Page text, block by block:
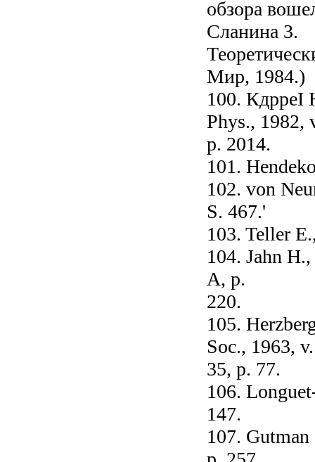
обзора
Сланина 3.
Мир, 1984.)
100. КдрреI
Phys., 1982,
p. 2014.
101.
102. von
S. 467.'
103. Teller
104. Jahn
A, p.
220.
105.
Soc., 1963, v.
35, p. 77.
106.
147.
107.